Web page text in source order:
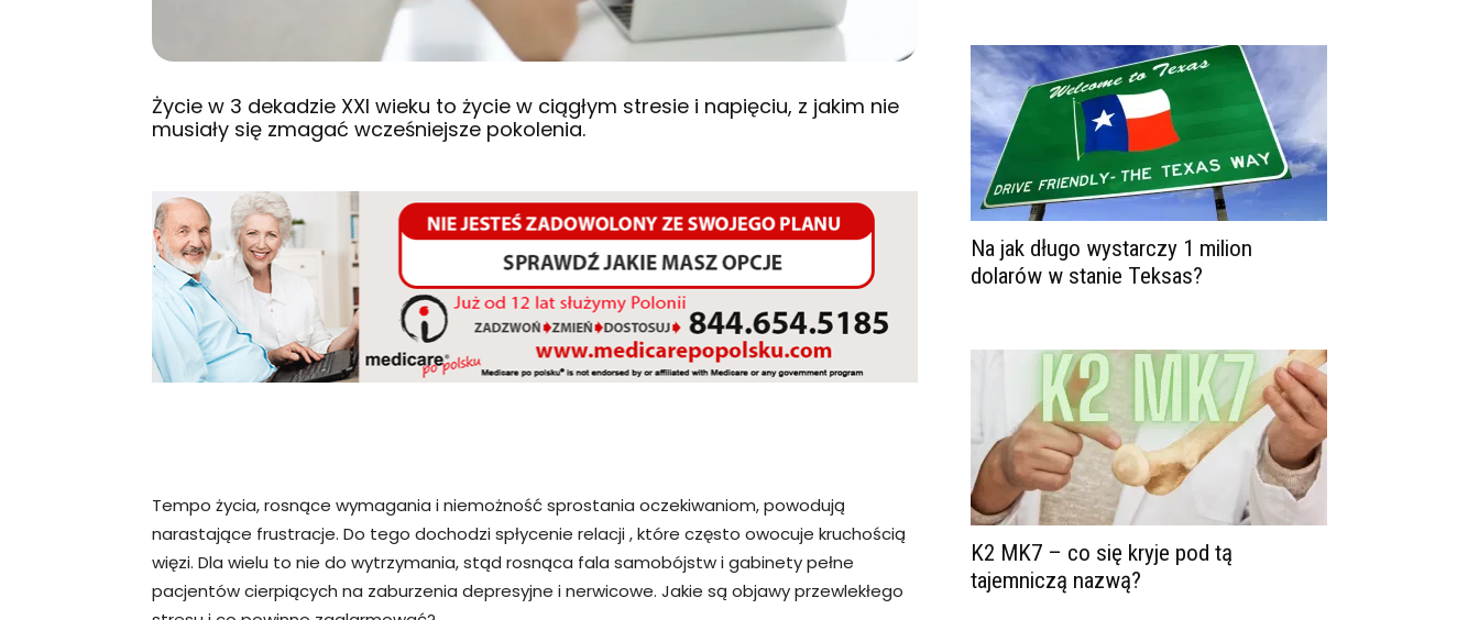
Życie w 3 dekadzie XXI wieku to życie w ciągłym stresie i napięciu, z jakim nie
musiały się zmagać wcześniejsze pokolenia.
Tempo życia, rosnące wymagania i niemożność sprostania oczekiwaniom, powodują
narastające frustracje. Do tego dochodzi spłycenie relacji , które często owocuje kruchością
więzi. Dla wielu to nie do wytrzymania, stąd rosnąca fala samobójstw i gabinety pełne
pacjentów cierpiących na zaburzenia depresyjne i nerwicowe. Jakie są objawy przewlekłego
Na jak długo wystarczy 1 milion
dolarów w stanie Teksas?
K2 MK7 – co się kryje pod tą
tajemniczą nazwą?